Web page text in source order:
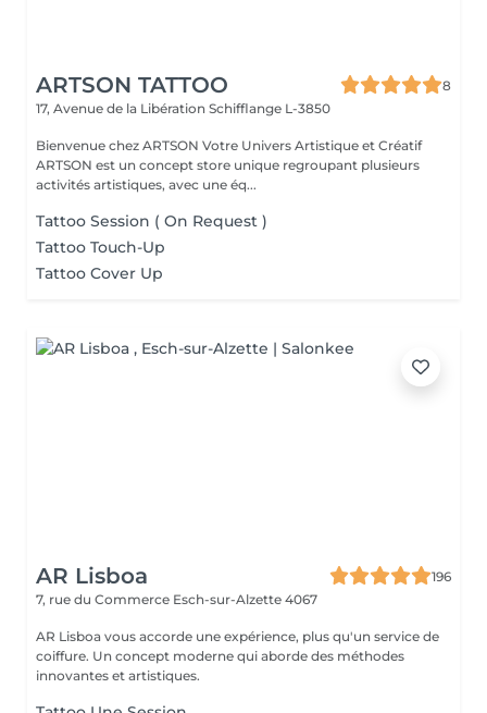
ARTSON TATTOO
8
17, Avenue de la Libération Schifflange L-3850
Bienvenue chez ARTSON Votre Univers Artistique et Créatif
ARTSON est un concept store unique regroupant plusieurs
activités artistiques, avec une éq...
Tattoo Session ( On Request )
Tattoo Touch-Up
Tattoo Cover Up
AR Lisboa
196
7, rue du Commerce Esch-sur-Alzette 4067
AR Lisboa vous accorde une expérience, plus qu'un service de
coiffure. Un concept moderne qui aborde des méthodes
innovantes et artistiques.